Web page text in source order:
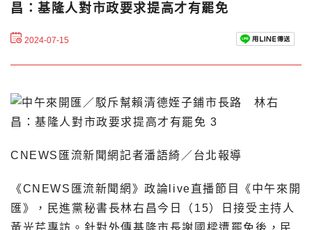
昌：基隆人對市政要求提高才有罷免
2024-07-15
CNEWS匯流新聞網記者潘語綺／台北報導
《CNEWS匯流新聞網》政論live直播節目《中午來開
匯》，民進黨秘書長林右昌今日（15）日接受主持人
黃光芹專訪。針對外傳基隆市長謝國樑遭罷免後，民